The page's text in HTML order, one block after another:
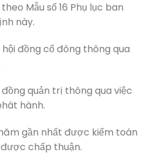
Mẫu số 16 Phụ lục ban
này.
đồng cổ đông thông qua
quản trị thông qua việc
hành.
gần nhất được kiểm toán
chấp thuận.